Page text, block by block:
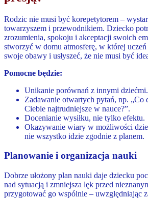
Rodzic nie musi być korepetytorem –
towarzyszem i przewodnikiem. Dziecko
zrozumienia, spokoju i akceptacji swoich
stworzyć w domu atmosferę, w której
swoje obawy i usłyszeć, że nie musi być
Pomocne będzie:
Unikanie porównań z innymi dziećmi.
Zadawanie otwartych pytań, np. „Co
Ciebie najtrudniejsze w nauce?”.
Docenianie wysiłku, nie tylko efektu.
Okazywanie wiary w możliwości
nie wszystko idzie zgodnie z planem.
Planowanie i organizacja nauki
Dobrze ułożony plan nauki daje dziecku
nad sytuacją i zmniejsza lęk przed
przygotować go wspólnie – uwzględniając